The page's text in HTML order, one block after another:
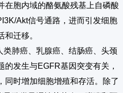
在胞内域的酪氨酸残基上自磷酸
Akt信号通路，进而引发细胞
和迁移。
肺癌、乳腺癌、结肠癌、头颈
发生与EGFR基因突变有关，
同时增加细胞增殖和存活。除了